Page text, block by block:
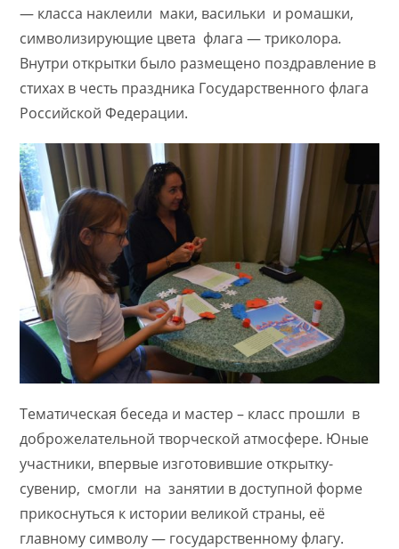
— класса наклеили маки, васильки и ромашки,
символизирующие цвета флага — триколора.
Внутри открытки было размещено поздравление в
стихах в честь праздника Государственного флага
Российской Федерации.
Тематическая беседа и мастер – класс прошли в
доброжелательной творческой атмосфере. Юные
участники, впервые изготовившие открытку-
сувенир, смогли на занятии в доступной форме
прикоснуться к истории великой страны, её
главному символу — государственному флагу.